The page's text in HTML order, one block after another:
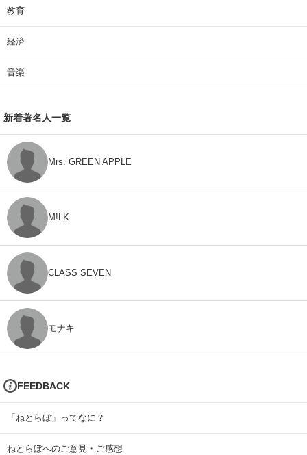
教育
経済
音楽
新着著名人一覧
Mrs. GREEN APPLE
M!LK
CLASS SEVEN
モナキ
FEEDBACK
「ねとらぼ」ってなに？
ねとらぼへのご意見・ご感想